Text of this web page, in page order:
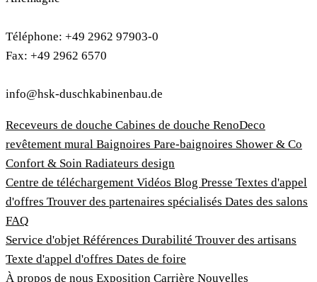
Téléphone: +49 2962 97903-0
Fax: +49 2962 6570
info@hsk-duschkabinenbau.de
Receveurs de douche Cabines de douche RenoDeco
revêtement mural Baignoires Pare-baignoires Shower & Co
Confort & Soin Radiateurs design
Centre de téléchargement Vidéos Blog Presse Textes d'appel
d'offres Trouver des partenaires spécialisés Dates des salons
FAQ
Service d'objet Références Durabilité Trouver des artisans
Texte d'appel d'offres Dates de foire
À propos de nous Exposition Carrière Nouvelles